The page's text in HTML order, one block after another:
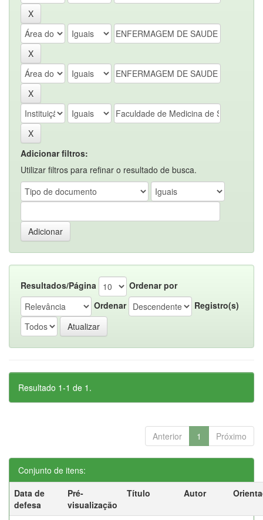
Adicionar filtros:
Utilizar filtros para refinar o resultado de busca.
Resultados/Página
Ordenar por
Ordenar
Registro(s)
Resultado 1-1 de 1.
Anterior 1 Próximo
Conjunto de itens:
Data de
defesa
Pré-
visualização
Título Autor